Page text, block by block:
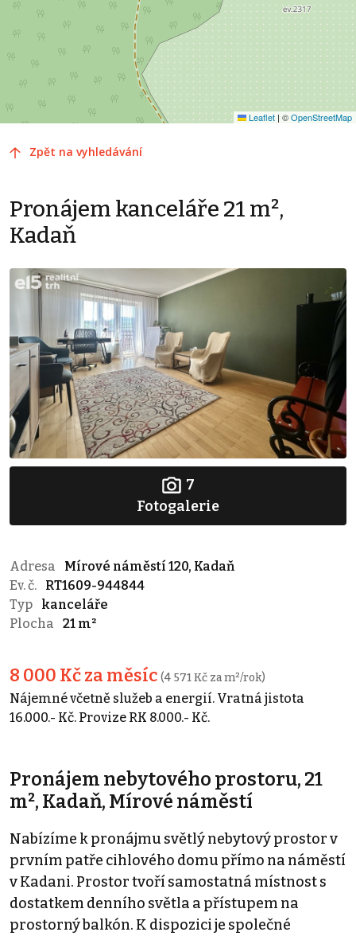
Leaflet | ©OpenStreetMap
Zpět na vyhledávání
Pronájem kanceláře 21 m²,
Kadaň
7
Fotogalerie
Adresa
Mírové náměstí 120, Kadaň
Ev. č.
RT1609-944844
Typ
kanceláře
Plocha
21 m²
8 000 Kč za měsíc (4 571 Kč za m²/rok)
Nájemné včetně služeb a energií. Vratná jistota
16.000.- Kč. Provize RK 8.000.- Kč.
Pronájem nebytového prostoru, 21
m², Kadaň, Mírové náměstí
Nabízíme k pronájmu světlý nebytový prostor v
prvním patře cihlového domu přímo na náměstí
v Kadani. Prostor tvoří samostatná místnost s
dostatkem denního světla a přístupem na
prostorný balkón. K dispozici je společné